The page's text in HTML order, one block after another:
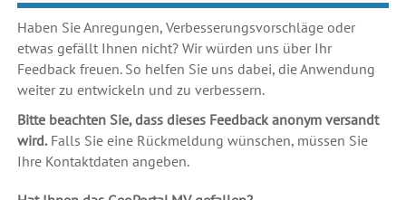
Haben Sie Anregungen, Verbesserungsvorschläge oder
etwas gefällt Ihnen nicht? Wir würden uns über Ihr
Feedback freuen. So helfen Sie uns dabei, die Anwendung
weiter zu entwickeln und zu verbessern.
Bitte beachten Sie, dass dieses Feedback anonym versandt
wird.Falls Sie eine Rückmeldung wünschen, müssen Sie
Ihre Kontaktdaten angeben.